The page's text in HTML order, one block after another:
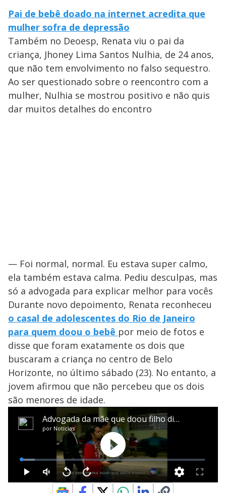
Pai de bebê doado na internet acredita que
mulher sofra de depressão
Também no Deoesp, Renata viu o pai da
criança, Jhoney Lima Santos Nulhia, de 24 anos,
que não tem envolvimento no falso sequestro.
Ao ser questionado sobre o reencontro com a
mulher, Nulhia se mostrou positivo e não quis
dar muitos detalhes do encontro
— Foi normal, normal. Eu estava super calmo,
ela também estava calma. Pediu desculpas, mas
só a advogada para explicar melhor para vocês
Durante novo depoimento, Renata reconheceu
o casal de adolescentes do Rio de Janeiro
para quem doou o bebê por meio de fotos e
disse que foram exatamente os dois que
buscaram a criança no centro de Belo
Horizonte, no último sábado (23). No entanto, a
jovem afirmou que não percebeu que os dois
são menores de idade.